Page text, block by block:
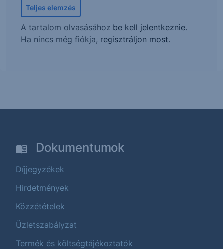
Teljes elemzés
A tartalom olvasásához be kell jelentkeznie.
Ha nincs még fiókja, regisztráljon most.
Dokumentumok
Díjjegyzékek
Hirdetmények
Közzétételek
Üzletszabályzat
Termék és költségtájékoztatók